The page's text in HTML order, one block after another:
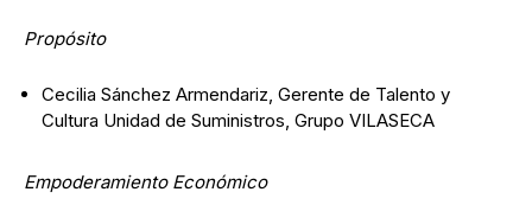
Propósito
Cecilia Sánchez Armendariz, Gerente de Talento y
Cultura Unidad de Suministros, Grupo VILASECA
Empoderamiento Económico